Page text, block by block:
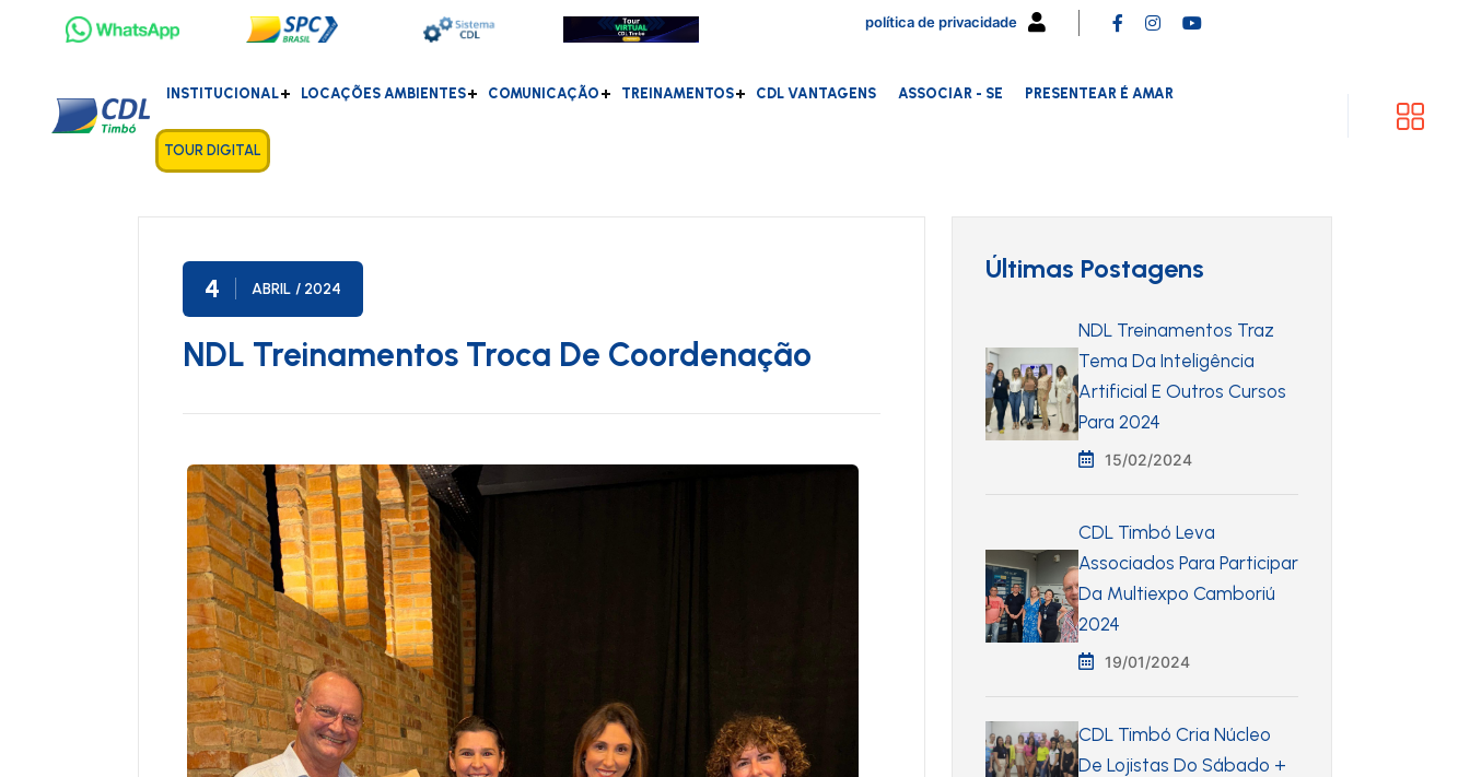
política de privacidade
INSTITUCIONAL LOCAÇÕES AMBIENTES COMUNICAÇÃO TREINAMENTOS CDL VANTAGENS ASSOCIAR - SE PRESENTEAR É AMAR
TOUR DIGITAL
4 ABRIL / 2024
NDL Treinamentos Troca De Coordenação
Últimas Postagens
NDL Treinamentos Traz
Tema Da Inteligência
Artificial E Outros Cursos
Para 2024
15/02/2024
CDL Timbó Leva
Associados Para Participar
Da Multiexpo Camboriú
2024
19/01/2024
CDL Timbó Cria Núcleo
De Lojistas Do Sábado +